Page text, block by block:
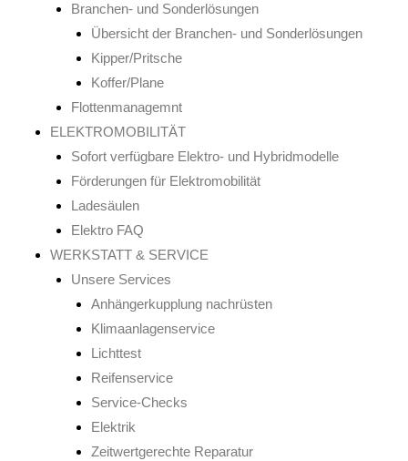
Branchen- und Sonderlösungen
Übersicht der Branchen- und Sonderlösungen
Kipper/Pritsche
Koffer/Plane
Flottenmanagemnt
ELEKTROMOBILITÄT
Sofort verfügbare Elektro- und Hybridmodelle
Förderungen für Elektromobilität
Ladesäulen
Elektro FAQ
WERKSTATT & SERVICE
Unsere Services
Anhängerkupplung nachrüsten
Klimaanlagenservice
Lichttest
Reifenservice
Service-Checks
Elektrik
Zeitwertgerechte Reparatur